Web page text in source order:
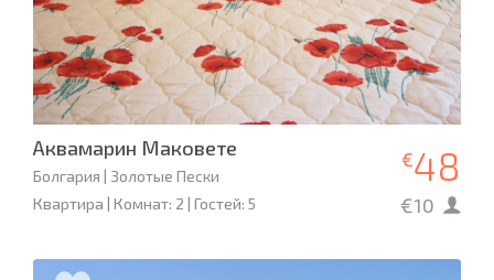
Аквамарин Маковете
Болгария | Золотые Пески
Квартира | Комнат: 2 | Гостей: 5
€48
€10